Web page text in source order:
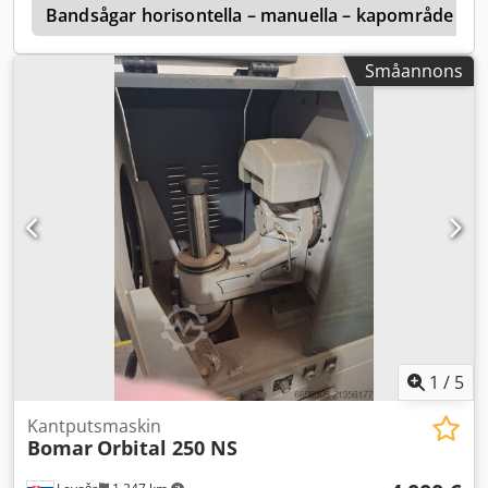
Bandsågar horisontella – manuella – kapområde
Småannons
1 / 5
Kantputsmaskin
Bomar Orbital 250 NS